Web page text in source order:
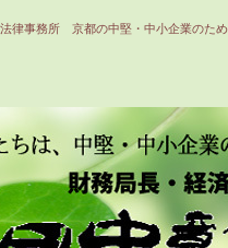
律事務所 京都の中堅・中小企業のた